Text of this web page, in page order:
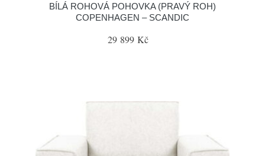
BÍLÁ ROHOVÁ POHOVKA (PRAVÝ ROH)
COPENHAGEN – SCANDIC
29 899 Kč